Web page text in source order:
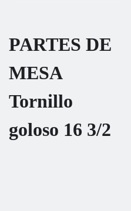
PARTES DE
MESA
Tornillo
goloso 16 3/2